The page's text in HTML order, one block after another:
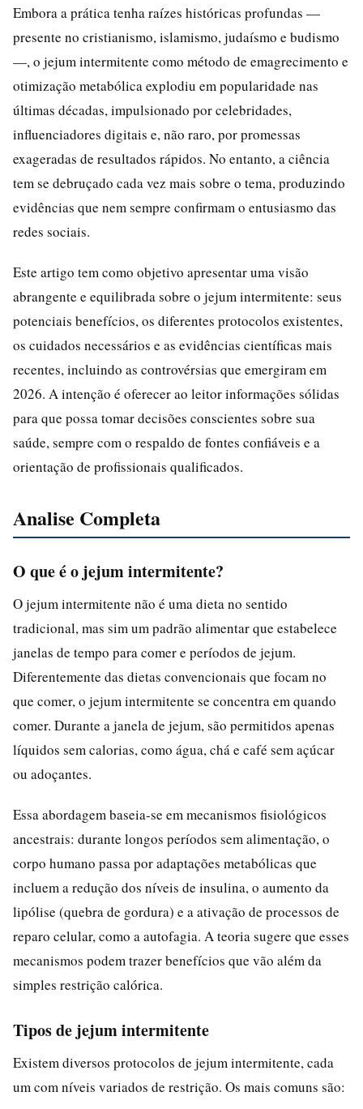
Embora a prática tenha raízes históricas profundas —
presente no cristianismo, islamismo, judaísmo e budismo
—, o jejum intermitente como método de emagrecimento e
otimização metabólica explodiu em popularidade nas
últimas décadas, impulsionado por celebridades,
influenciadores digitais e, não raro, por promessas
exageradas de resultados rápidos. No entanto, a ciência
tem se debruçado cada vez mais sobre o tema, produzindo
evidências que nem sempre confirmam o entusiasmo das
redes sociais.
Este artigo tem como objetivo apresentar uma visão
abrangente e equilibrada sobre o jejum intermitente: seus
potenciais benefícios, os diferentes protocolos existentes,
os cuidados necessários e as evidências científicas mais
recentes, incluindo as controvérsias que emergiram em
2026. A intenção é oferecer ao leitor informações sólidas
para que possa tomar decisões conscientes sobre sua
saúde, sempre com o respaldo de fontes confiáveis e a
orientação de profissionais qualificados.
Analise Completa
O que é o jejum intermitente?
O jejum intermitente não é uma dieta no sentido
tradicional, mas sim um padrão alimentar que estabelece
janelas de tempo para comer e períodos de jejum.
Diferentemente das dietas convencionais que focam no
que comer, o jejum intermitente se concentra em quando
comer. Durante a janela de jejum, são permitidos apenas
líquidos sem calorias, como água, chá e café sem açúcar
ou adoçantes.
Essa abordagem baseia-se em mecanismos fisiológicos
ancestrais: durante longos períodos sem alimentação, o
corpo humano passa por adaptações metabólicas que
incluem a redução dos níveis de insulina, o aumento da
lipólise (quebra de gordura) e a ativação de processos de
reparo celular, como a autofagia. A teoria sugere que esses
mecanismos podem trazer benefícios que vão além da
simples restrição calórica.
Tipos de jejum intermitente
Existem diversos protocolos de jejum intermitente, cada
um com níveis variados de restrição. Os mais comuns são: